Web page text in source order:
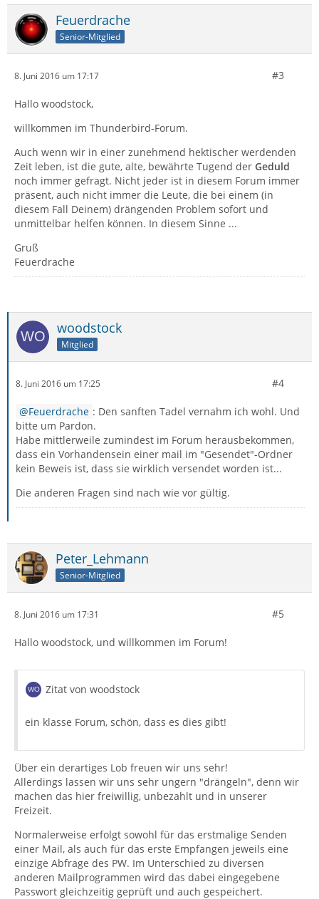
Feuerdrache
Senior-Mitglied
8. Juni 2016 um 17:17 #3
Hallo woodstock,
willkommen im Thunderbird-Forum.
Auch wenn wir in einer zunehmend hektischer werdenden
Zeit leben, ist die gute, alte, bewährte Tugend der Geduld
noch immer gefragt. Nicht jeder ist in diesem Forum immer
präsent, auch nicht immer die Leute, die bei einem (in
diesem Fall Deinem) drängenden Problem sofort und
unmittelbar helfen können. In diesem Sinne ...
Gruß
Feuerdrache
woodstock
Mitglied
8. Juni 2016 um 17:25 #4
Feuerdrache : Den sanften Tadel vernahm ich wohl. Und
bitte um Pardon.
Habe mittlerweile zumindest im Forum herausbekommen,
dass ein Vorhandensein einer mail im "Gesendet"-Ordner
kein Beweis ist, dass sie wirklich versendet worden ist...
Die anderen Fragen sind nach wie vor gültig.
Peter_Lehmann
Senior-Mitglied
8. Juni 2016 um 17:31 #5
Hallo woodstock, und willkommen im Forum!
Zitat von woodstock
ein klasse Forum, schön, dass es dies gibt!
Über ein derartiges Lob freuen wir uns sehr!
Allerdings lassen wir uns sehr ungern "drängeln", denn wir
machen das hier freiwillig, unbezahlt und in unserer
Freizeit.
Normalerweise erfolgt sowohl für das erstmalige Senden
einer Mail, als auch für das erste Empfangen jeweils eine
einzige Abfrage des PW. Im Unterschied zu diversen
anderen Mailprogrammen wird das dabei eingegebene
Passwort gleichzeitig geprüft und auch gespeichert.